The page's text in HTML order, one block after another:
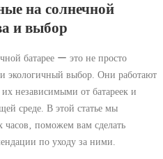
на солнечной
и выбор
батарее ー это не просто
экологичный выбор. Они работают
независимыми от батареек и
среде. В этой статье мы
поможем вам сделать
по уходу за ними.